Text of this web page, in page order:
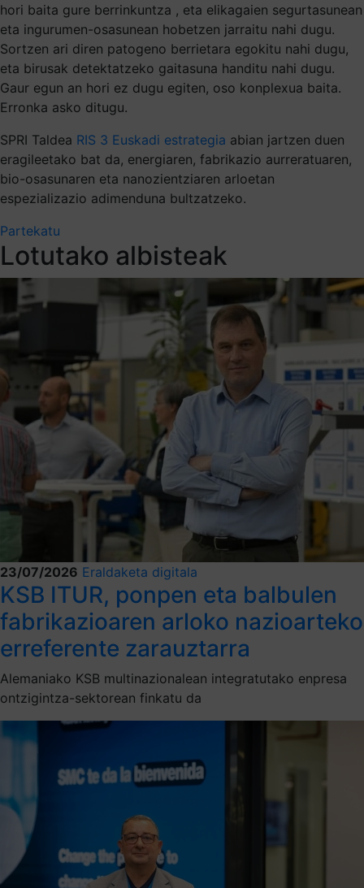
hori baita gure berrinkuntza , eta elikagaien segurtasunean
eta ingurumen-osasunean hobetzen jarraitu nahi dugu.
Sortzen ari diren patogeno berrietara egokitu nahi dugu,
eta birusak detektatzeko gaitasuna handitu nahi dugu.
Gaur egun an hori ez dugu egiten, oso konplexua baita.
Erronka asko ditugu.
SPRI Taldea RIS 3 Euskadi estrategia abian jartzen duen
eragileetako bat da, energiaren, fabrikazio aurreratuaren,
bio-osasunaren eta nanozientziaren arloetan
espezializazio adimenduna bultzatzeko.
Partekatu
Lotutako albisteak
23/07/2026 Eraldaketa digitala
KSB ITUR, ponpen eta balbulen
fabrikazioaren arloko nazioarteko
erreferente zarauztarra
Alemaniako KSB multinazionalean integratutako enpresa
ontzigintza-sektorean finkatu da